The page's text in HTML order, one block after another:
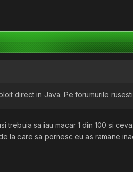
direct in Java. Pe forumurile
sa iau macar 1 din 100 si ceva.
la care sa pornesc eu as ramane